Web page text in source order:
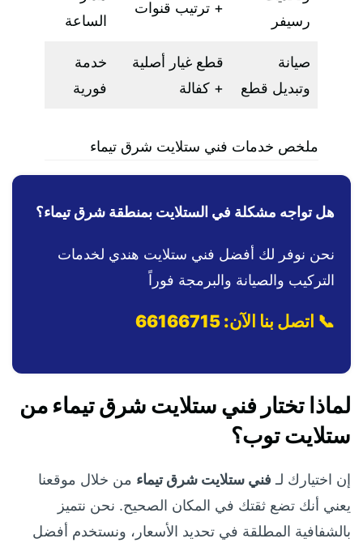
رسيفر
+ ترتيب قنوات
الساعة
صيانة
وتبديل قطع
قطع غيار أصلية
+ كفالة
خدمة
فورية
ملخص خدمات فني ستلايت شرق تيماء
هل تواجه مشكلة في الستلايت بمنطقة شرق تيماء؟
نحن نوفر لك أفضل فني ستلايت هندي لخدمات
التركيب والصيانة والبرمجة فوراً
📞 اتصل بنا الآن: 66166715
لماذا تختار فني ستلايت شرق تيماء من
ستلايت توب؟
إن اختيارك لـ فني ستلايت شرق تيماء من خلال موقعنا
يعني أنك تضع ثقتك في المكان الصحيح. نحن نتميز
بالشفافية المطلقة في تحديد الأسعار، ونستخدم أفضل